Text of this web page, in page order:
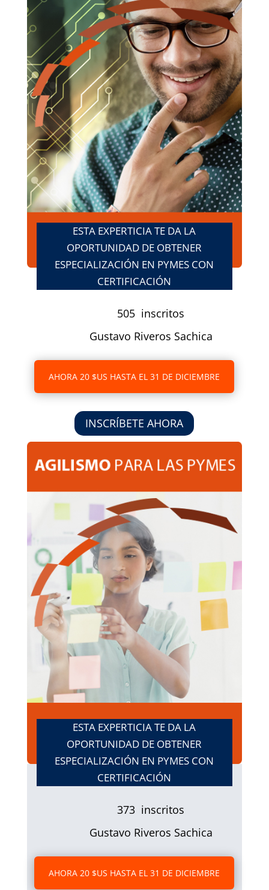
ESTA EXPERTICIA TE DA LA
OPORTUNIDAD DE OBTENER
ESPECIALIZACIÓN EN PYMES CON
CERTIFICACIÓN
505 inscritos
Gustavo Riveros Sachica
AHORA 20 $US HASTA EL 31 DE DICIEMBRE
INSCRÍBETE AHORA
ESTA EXPERTICIA TE DA LA
OPORTUNIDAD DE OBTENER
ESPECIALIZACIÓN EN PYMES CON
CERTIFICACIÓN
373 inscritos
Gustavo Riveros Sachica
AHORA 20 $US HASTA EL 31 DE DICIEMBRE